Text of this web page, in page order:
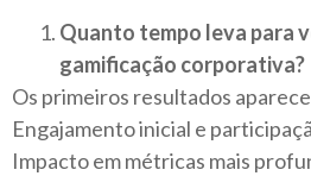
Quanto tempo leva para
gamificação corporativa?
Os primeiros resultados
Engajamento inicial e
Impacto em métricas mais